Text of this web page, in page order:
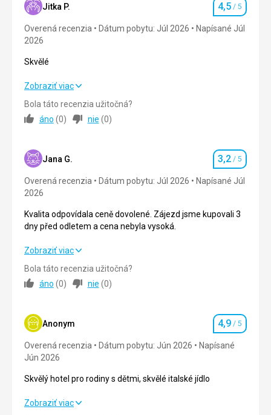
Okolie 5,0/ 5
Služby 5,0/ 5
Jitka P. Hodnotenie
4,5 / 5
Overená recenzia Dátum pobytu: Júl 2026
Napísané Júl
2026
Skvělé
Skvělé
Strava
Okolie 2,0/ 5
Služby 5,0/ 5
Čistota, sprchy, čisté toalety, bar, lehátka - vše skvělé
Strava
Pestrá, výborná
Perfektním úklid
Služby
Ochota
Google Translate
Zobraziť viac
Bola táto recenzia užitočná?
áno (0) nie (0)
Jana G. Hodnotenie
3,2 / 5
Overená recenzia Dátum pobytu: Júl 2026
Napísané Júl
2026
Kvalita odpovídala ceně dovolené. Zájezd jsme kupovali 3
dny před odletem a cena nebyla vysoká.
Kvalita odpovídala ceně dovolené. Zájezd jsme kupovali 3
dny před odletem a cena nebyla vysoká.
Strava
Okolie 4,0/ 5
Služby
Cena
Zobraziť viac
Bola táto recenzia užitočná?
áno (0) nie (0)
Anonym Hodnotenie
4,9 / 5
Overená recenzia Dátum pobytu: Jún 2026
Napísané
Jún 2026
Skvělý hotel pro rodiny s dětmi, skvělé italské jídlo
Skvělý hotel pro rodiny s dětmi, skvělé italské jídlo
Zobraziť viac